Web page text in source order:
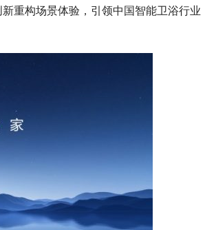
重构场景体验，引领中国智能卫浴行业